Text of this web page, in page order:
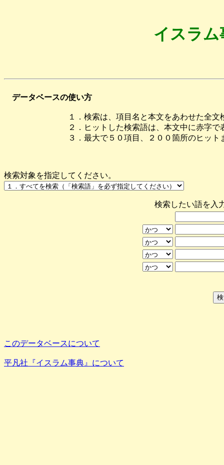
イスラム
データベースの使い方
１．検索は、項目名と本文をあわせた全文検索の
２．ヒットした検索語は、本文中に赤字で表
３．最大で５０項目、２００箇所のヒットま
検索対象を指定してください。
検索したい語を入
このデータベースについて
平凡社『イスラム事典』について